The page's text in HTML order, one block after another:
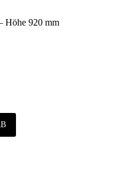
Höhe 920 mm